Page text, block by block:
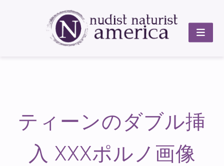
ティーンのダブル挿
入 XXXポルノ画像